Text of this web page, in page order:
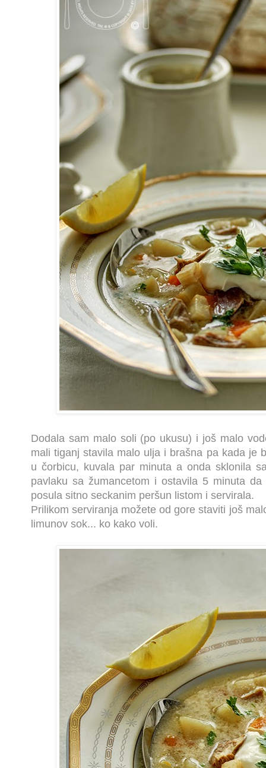
Dodala sam malo soli (po ukusu) i još malo
mali tiganj stavila malo ulja i brašna pa kada je
u čorbicu, kuvala par minuta a onda sklonila
pavlaku sa žumancetom i ostavila 5 minuta
posula sitno seckanim peršun listom i servirala.
Prilikom serviranja možete od gore staviti još
limunov sok... ko kako voli.